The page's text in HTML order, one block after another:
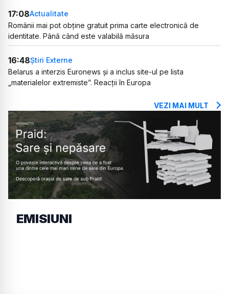
17:08Actualitate
Românii mai pot obține gratuit prima carte electronică de
identitate. Până când este valabilă măsura
16:48Știri Externe
Belarus a interzis Euronews și a inclus site-ul pe lista
„materialelor extremiste”. Reacții în Europa
VEZI MAI MULT
EMISIUNI